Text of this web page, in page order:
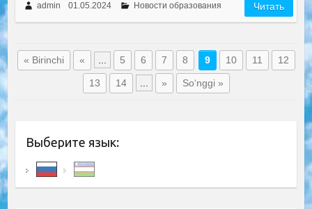
admin 01.05.2024 Новости образования Читать
« Birinchi « 5 6 7 8 9 10 11 12
13 14 » So‘nggi »
Выберите язык: